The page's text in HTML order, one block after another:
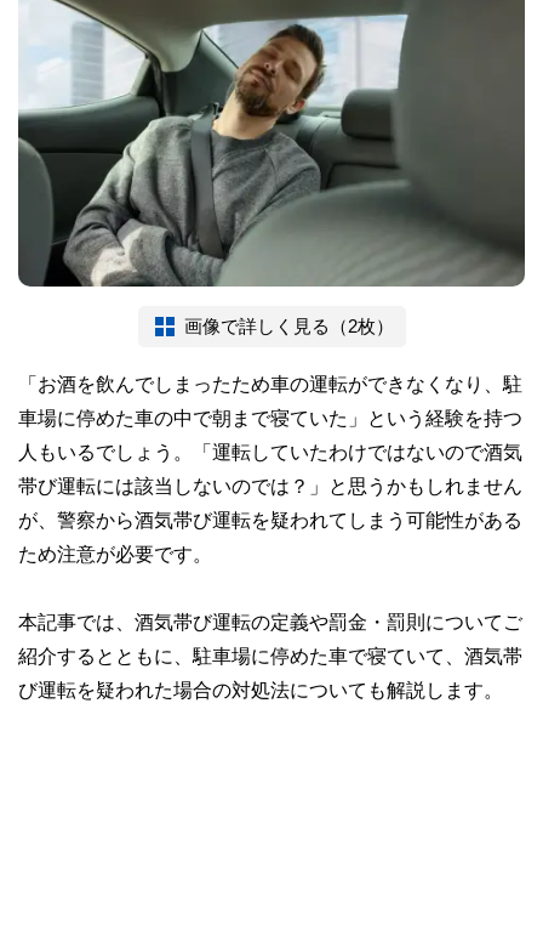
画像で詳しく見る（2枚）
「お酒を飲んでしまったため車の運転ができなくなり、駐
車場に停めた車の中で朝まで寝ていた」という経験を持つ
人もいるでしょう。「運転していたわけではないので酒気
帯び運転には該当しないのでは？」と思うかもしれません
が、警察から酒気帯び運転を疑われてしまう可能性がある
ため注意が必要です。
本記事では、酒気帯び運転の定義や罰金・罰則についてご
紹介するとともに、駐車場に停めた車で寝ていて、酒気帯
び運転を疑われた場合の対処法についても解説します。